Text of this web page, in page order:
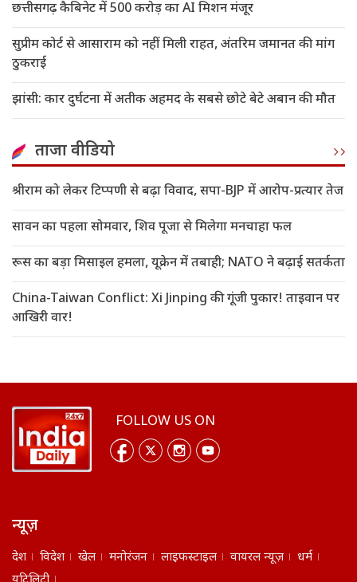
छत्तीसगढ़ कैबिनेट में 500 करोड़ का AI मिशन मंजूर
सुप्रीम कोर्ट से आसाराम को नहीं मिली राहत, अंतरिम जमानत की मांग
ठुकराई
झांसी: कार दुर्घटना में अतीक अहमद के सबसे छोटे बेटे अबान की मौत
ताजा वीडियो
श्रीराम को लेकर टिप्पणी से बढ़ा विवाद, सपा-BJP में आरोप-प्रत्यार तेज
सावन का पहला सोमवार, शिव पूजा से मिलेगा मनचाहा फल
रूस का बड़ा मिसाइल हमला, यूक्रेन में तबाही; NATO ने बढ़ाई सतर्कता
China-Taiwan Conflict: Xi Jinping की गूंजी पुकार! ताइवान पर
आखिरी वार!
FOLLOW US ON
न्यूज़
देश विदेश खेल मनोरंजन लाइफस्टाइल वायरल न्यूज़
धर्म